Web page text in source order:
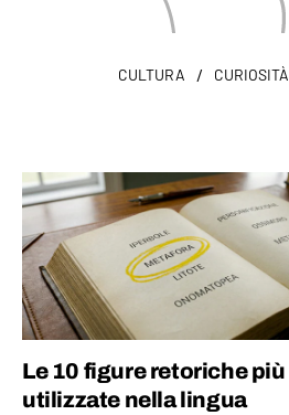
CULTURA / CURIOSITÀ
Le 10 figure retoriche più
utilizzate nella lingua